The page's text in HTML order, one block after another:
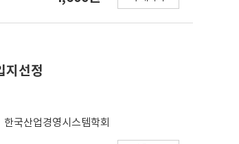
지선정
한국산업경영시스템학회